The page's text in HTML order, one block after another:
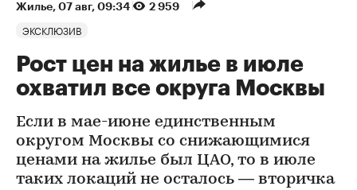
Жилье⁠, 07 авг, 09:34 2 959
ЭКСКЛЮЗИВ
Рост цен на жилье в июле
охватил все округа Москвы
Если в мае-июне единственным
округом Москвы со снижающимися
ценами на жилье был ЦАО, то в июле
таких локаций не осталось — вторичка